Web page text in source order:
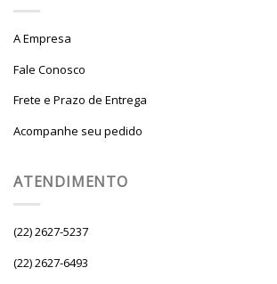
A Empresa
Fale Conosco
Frete e Prazo de Entrega
Acompanhe seu pedido
ATENDIMENTO
(22) 2627-5237
(22) 2627-6493